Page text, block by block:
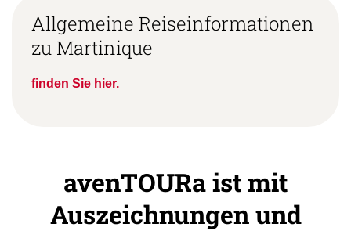
Allgemeine Reiseinformationen
zu Martinique
finden Sie hier.
avenTOURa ist mit
Auszeichnungen und